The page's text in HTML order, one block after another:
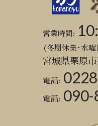
営業時間:
(冬期休業･水
宮城県栗原
電話:
電話: